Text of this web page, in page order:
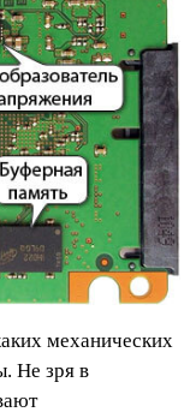
механических
Не зря в